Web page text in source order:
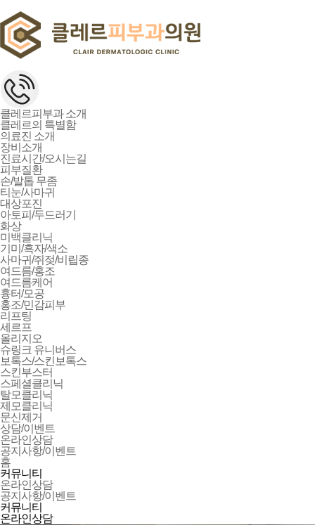
클레르피부과 소개
클레르의 특별함
의료진 소개
장비소개
진료시간/오시는길
피부질환
손/발톱 무좀
티눈/사마귀
대상포진
아토피/두드러기
화상
미백클리닉
기미/흑자/색소
사마귀/쥐젖/비립종
여드름/홍조
여드름케어
흉터/모공
홍조/민감피부
리프팅
세르프
올리지오
슈링크 유니버스
보톡스/스킨보톡스
스킨부스터
스페셜클리닉
탈모클리닉
제모클리닉
문신제거
상담/이벤트
온라인상담
공지사항/이벤트
홈
커뮤니티
온라인상담
공지사항/이벤트
커뮤니티
온라인상담